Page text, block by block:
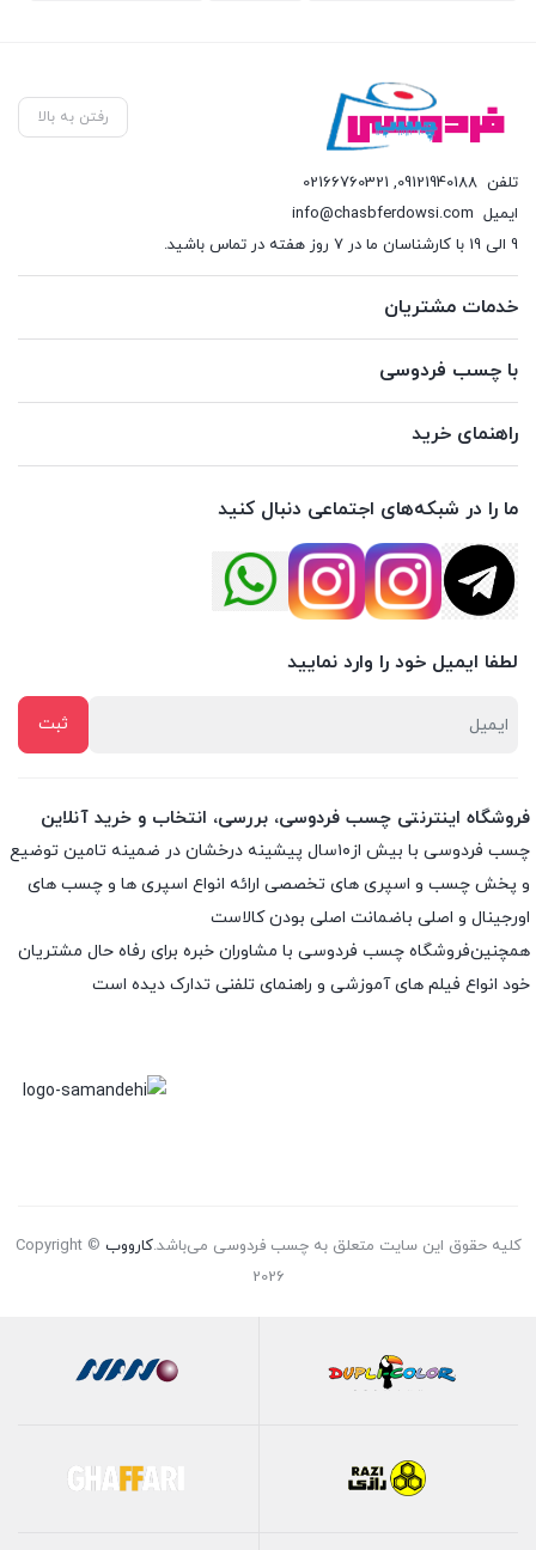
رفتن به بالا
تلفن 09121940188
,
02166760321
ایمیل info@chasbferdowsi.com
9 الی 19 با کارشناسان ما در 7 روز هفته در تماس باشید.
خدمات مشتریان
با چسب فردوسی
راهنمای خرید
ما را در شبکه‌های اجتماعی دنبال کنید
لطفا ایمیل خود را وارد نمایید
فروشگاه اینترنتی چسب فردوسی، بررسی، انتخاب و خرید آنلاین
چسب فردوسی با بیش از۱۰سال پیشینه درخشان در ضمینه تامین توضیع
و پخش چسب و اسپری های تخصصی ارائه انواع اسپری ها و چسب های
اورجینال و اصلی باضمانت اصلی بودن کالاست
همچنین‌فروشگاه چسب فردوسی با مشاوران خبره برای رفاه حال مشتریان
خود انواع فیلم های آموزشی و راهنمای تلفنی تدارک دیده است
کلیه حقوق این سایت متعلق به چسب فردوسی می‌باشد.کارووب Copyright ©
2026